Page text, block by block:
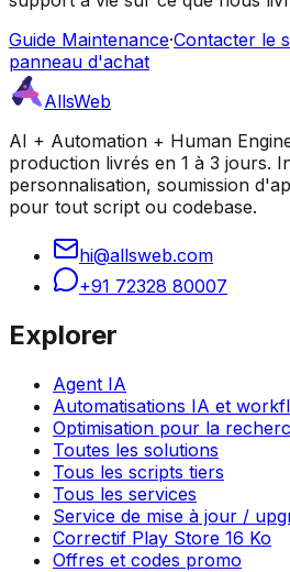
Guide Maintenance·Contacter le
panneau d'achat
AllsWeb
AI + Automation + Human
production livrés en 1 à 3 jours.
personnalisation, soumission
pour tout script ou codebase.
hi@allsweb.com
+91 72328 80007
Explorer
Agent IA
Automatisations IA et
Optimisation pour la
Toutes les solutions
Tous les scripts tiers
Tous les services
Service de mise à jour /
Correctif Play Store 16 Ko
Offres et codes promo